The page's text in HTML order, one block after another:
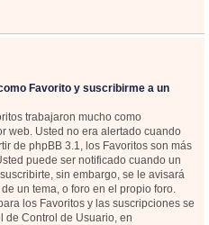
Favorito y suscribirme a un
trabajaron mucho como
web. Usted no era alertado cuando
de phpBB 3.1, los Favoritos son más
puede ser notificado cuando un
sin embargo, se le avisará
un tema, o foro en el propio foro.
los Favoritos y las suscripciones se
de Control de Usuario, en